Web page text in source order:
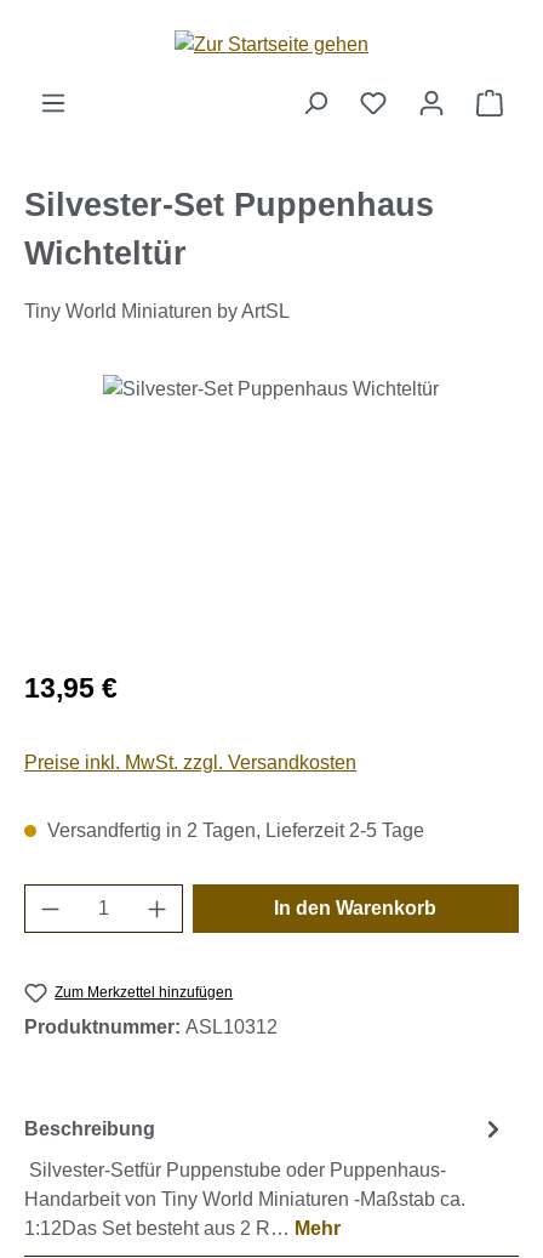
Zum Hauptinhalt springen
Silvester-Set Puppenhaus
Wichteltür
Tiny World Miniaturen by ArtSL
Bildergalerie überspringen
Regulärer Preis:
13,95 €
Preise inkl. MwSt. zzgl. Versandkosten
Versandfertig in 2 Tagen, Lieferzeit 2-5 Tage
Produkt Anzahl: Gib den gewünschten
In den Warenkorb
Zum Merkzettel hinzufügen
Produktnummer: ASL10312
Beschreibung
Silvester-Setfür Puppenstube oder Puppenhaus-
Handarbeit von Tiny World Miniaturen -Maßstab ca.
1:12Das Set besteht aus 2 R… Mehr